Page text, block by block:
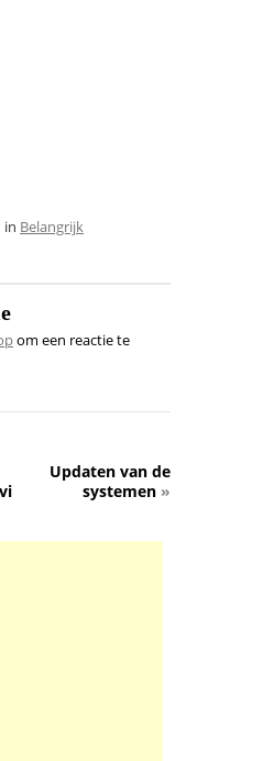
in Belangrijk
om een reactie te
Updaten van de
systemen »